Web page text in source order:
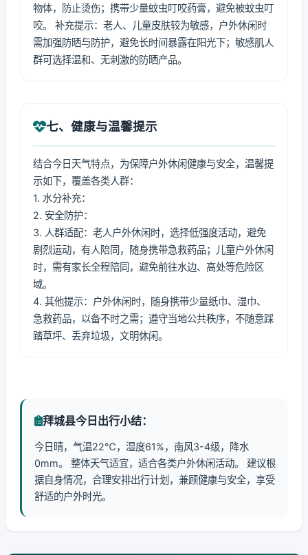
物体，防止烫伤；携带少量蚊虫叮咬药膏，避免被蚊虫叮
咬。 补充提示：老人、儿童皮肤较为敏感，户外休闲时
需加强防晒与防护，避免长时间暴露在阳光下；敏感肌人
群可选择温和、无刺激的防晒产品。
七、健康与温馨提示
结合今日天气特点，为保障户外休闲健康与安全，温馨提
示如下，覆盖各类人群：
1. 水分补充：
2. 安全防护：
3. 人群适配：老人户外休闲时，选择低强度活动，避免
剧烈运动，有人陪同，随身携带急救药品；儿童户外休闲
时，需有家长全程陪同，避免前往水边、高处等危险区
域。
4. 其他提示：户外休闲时，随身携带少量纸巾、湿巾、
急救药品，以备不时之需；遵守当地公共秩序，不随意踩
踏草坪、丢弃垃圾，文明休闲。
拜城县今日出行小结：
今日晴，气温22℃，湿度61%，南风3-4级，降水
0mm。 整体天气适宜，适合各类户外休闲活动。 建议根
据自身情况，合理安排出行计划，兼顾健康与安全，享受
舒适的户外时光。